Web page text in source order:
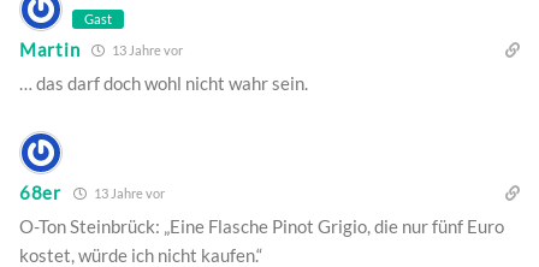
Gast
Martin 13 Jahre vor
… das darf doch wohl nicht wahr sein.
68er 13 Jahre vor
O-Ton Steinbrück: „Eine Flasche Pinot Grigio, die nur fünf Euro
kostet, würde ich nicht kaufen.“